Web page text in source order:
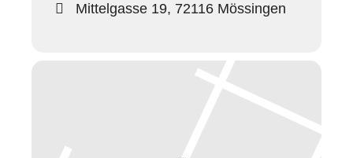
Mittelgasse 19, 72116 Mössingen